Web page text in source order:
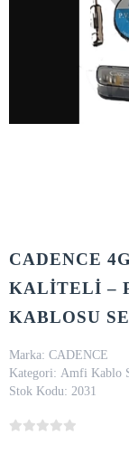
CADENCE
KALİTELİ –
KABLOSU
Marka: CADENCE
Kategori: Amfi Kablo
Stok Kodu: 2031